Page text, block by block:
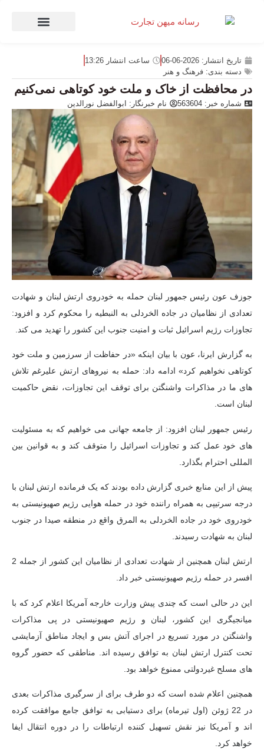
تاریخ انتشار: 2026-06-06 ساعت انتشار 13:26
دسته بندی: فرهنگ و هنر
در محافظت از خاک و ملت خود کوتاهی نمی‌کنیم
شماره خبر: 563604 نام خبرنگار: ابوالفضل نورالدین
جوزف عون رئیس جمهور لبنان حمله به خودروی ارتش لبنان و شهادت
تعدادی از نظامیان در جاده الخردلی به النبطیه را محکوم کرد و افزود:
تجاوزات رژیم اسرائیل ثبات و امنیت جنوب این کشور را تهدید می کند.
به گزارش ایرنا، عون با بیان اینکه «در حفاظت از سرزمین و ملت خود
کوتاهی نخواهیم کرد» ادامه داد: حمله به نیروهای ارتش علیرغم تلاش
های ما در مذاکرات واشنگتن برای توقف این تجاوزات، نقض حاکمیت
لبنان است.
رئیس جمهور لبنان افزود: از جامعه جهانی می خواهیم که به مسئولیت
های خود عمل کند و تجاوزات اسرائیل را متوقف کند و به قوانین بین
المللی احترام بگذارد.
پیش از این منابع خبری گزارش داده بودند که یک فرمانده ارتش لبنان با
درجه سرتیپی به همراه راننده خود در حمله هوایی رژیم صهیونیستی به
خودروی خود در جاده الخردلی به المرق واقع در منطقه صیدا در جنوب
لبنان به شهادت رسیدند.
ارتش لبنان همچنین از شهادت تعدادی از نظامیان این کشور از جمله 2
افسر در حمله رژیم صهیونیستی خبر داد.
این در حالی است که چندی پیش وزارت خارجه آمریکا اعلام کرد که با
میانجیگری این کشور، لبنان و رژیم صهیونیستی در پی مذاکرات
واشنگتن در مورد تسریع در اجرای آتش بس و ایجاد مناطق آزمایشی
تحت کنترل ارتش لبنان به توافق رسیده اند. مناطقی که حضور گروه
های مسلح غیردولتی ممنوع خواهد بود.
همچنین اعلام شده است که دو طرف برای از سرگیری مذاکرات بعدی
در 22 ژوئن (اول تیرماه) برای دستیابی به توافق جامع موافقت کرده
اند و آمریکا نیز نقش تسهیل کننده ارتباطات را در دوره انتقال ایفا
خواهد کرد.